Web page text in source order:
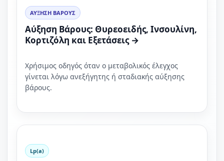
ΑΥΞΗΣΗ ΒΑΡΟΥΣ
Αύξηση Βάρους: Θυρεοειδής, Ινσουλίνη,
Κορτιζόλη και Εξετάσεις →
Χρήσιμος οδηγός όταν ο μεταβολικός έλεγχος
γίνεται λόγω ανεξήγητης ή σταδιακής αύξησης
βάρους.
Lp(a)